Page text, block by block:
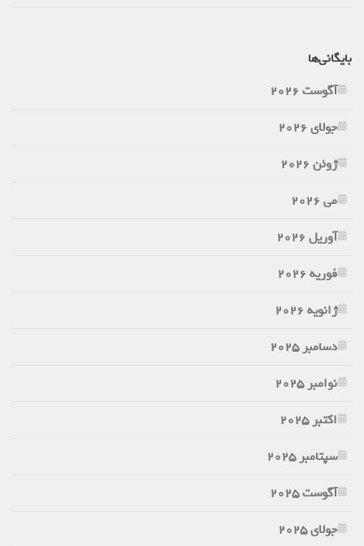
بایگانی‌ها
آگوست 2026
جولای 2026
ژوئن 2026
می 2026
آوریل 2026
فوریه 2026
ژانویه 2026
دسامبر 2025
نوامبر 2025
اکتبر 2025
سپتامبر 2025
آگوست 2025
جولای 2025